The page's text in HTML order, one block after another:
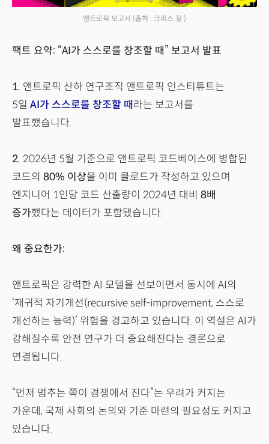
앤트로픽 보고서 (출처 : 크리스 정 )
팩트 요약: “AI가 스스로를 창조할 때” 보고서 발표
1. 앤트로픽 산하 연구조직 앤트로픽 인스티튜트는
5일 AI가 스스로를 창조할 때라는 보고서를
발표했습니다.
2. 2026년 5월 기준으로 앤트로픽 코드베이스에 병합된
코드의 80% 이상을 이미 클로드가 작성하고 있으며
엔지니어 1인당 코드 산출량이 2024년 대비 8배
증가했다는 데이터가 포함됐습니다.
왜 중요한가:
앤트로픽은 강력한 AI 모델을 선보이면서 동시에 AI의
‘재귀적 자기개선(recursive self-improvement, 스스로
개선하는 능력)’ 위험을 경고하고 있습니다. 이 역설은 AI가
강해질수록 안전 연구가 더 중요해진다는 결론으로
연결됩니다.
“먼저 멈추는 쪽이 경쟁에서 진다”는 우려가 커지는
가운데, 국제 사회의 논의와 기준 마련의 필요성도 커지고
있습니다.